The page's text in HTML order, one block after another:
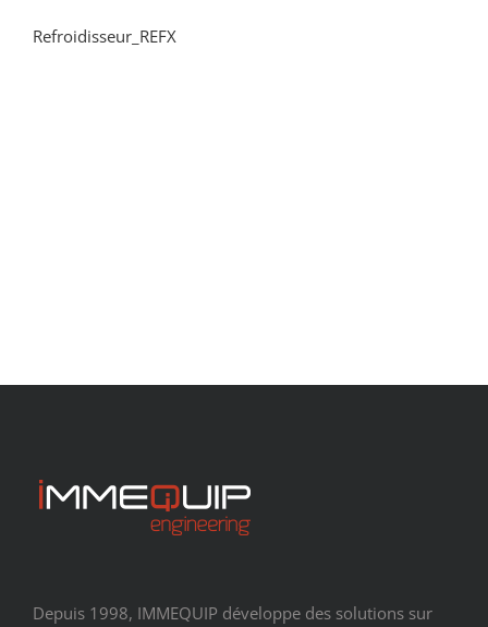
Refroidisseur_REFX
Depuis 1998, IMMEQUIP développe des solutions sur